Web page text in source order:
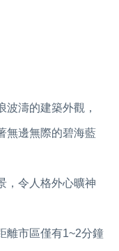
波濤的建築外觀，
無邊無際的碧海藍
，令人格外心曠神
離市區僅有1~2分鐘